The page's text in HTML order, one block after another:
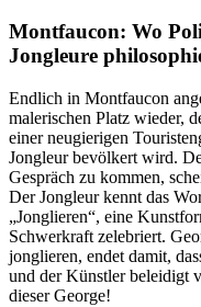
Montfaucon: Wo
Jongleure
Endlich in Montfaucon
malerischen Platz wieder,
einer neugierigen
Jongleur bevölkert wird.
Gespräch zu kommen,
Der Jongleur kennt das
„Jonglieren“, eine
Schwerkraft zelebriert.
jonglieren, endet damit,
und der Künstler beleidigt
dieser George!